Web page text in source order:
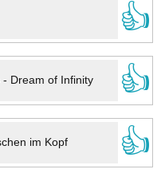
👍
- Dream of Infinity
👍
im Kopf
👍